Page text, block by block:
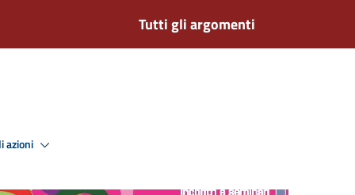
Tutti gli argomenti
azioni